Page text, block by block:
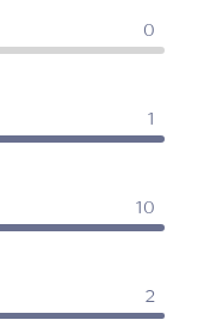
0
1
10
2